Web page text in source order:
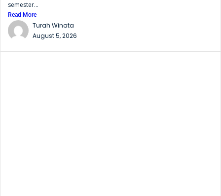
semester...
Read More
Turah Winata
August 5, 2026